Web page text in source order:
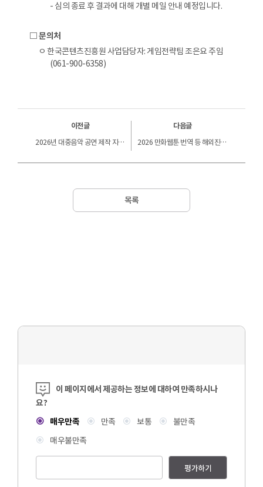
- 심의 종료 후 결과에 대해 개별 메일 안내 예정입니다.
□ 문의처
ㅇ 한국콘텐츠진흥원 사업담당자: 게임전략팀 조은요 주임
(061-900-6358)
이전글
2026년 대중음악 공연 제작 지원사업 서면평가 결과 안내
다음글
2026 만화웹툰 번역 등 해외진출 지원(공급기업) 최종 선정결과 안내
목록
콘텐츠 만족도 조사
이 페이지에서 제공하는 정보에 대하여 만족하시나
요?
매우만족
만족 보통
불만족
매우불만족
평가하기